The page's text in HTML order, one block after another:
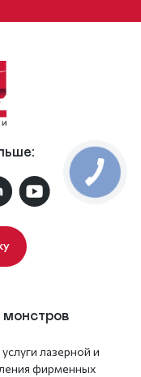
монстров
лазерной и
фирменных